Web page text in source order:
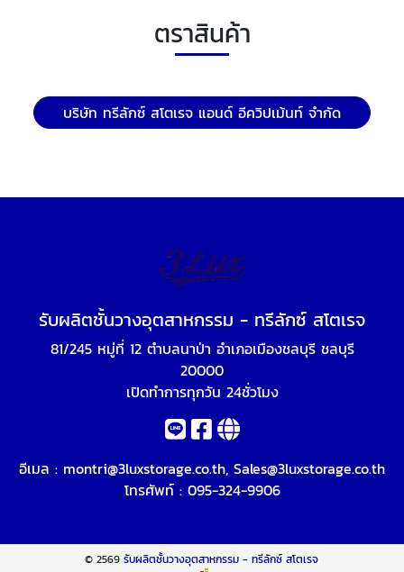
ตราสินค้า
บริษัท ทรีลักซ์ สโตเรจ แอนด์ อีควิปเม้นท์ จำกัด
รับผลิตชั้นวางอุตสาหกรรม - ทรีลักซ์ สโตเรจ
81/245 หมู่ที่ 12 ตำบลนาป่า อำเภอเมืองชลบุรี ชลบุรี
20000
เปิดทำการทุกวัน 24ชั่วโมง
อีเมล : montri@3luxstorage.co.th, Sales@3luxstorage.co.th
โทรศัพท์ : 095-324-9906
© 2569รับผลิตชั้นวางอุตสาหกรรม - ทรีลักซ์ สโตเรจ